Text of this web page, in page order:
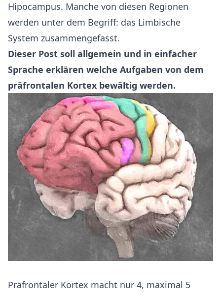
Hipocampus. Manche von diesen Regionen
werden unter dem Begriff: das Limbische
System zusammengefasst.
Dieser Post soll allgemein und in einfacher
Sprache erklären welche Aufgaben von dem
präfrontalen Kortex bewältig werden.
Präfrontaler Kortex macht nur 4, maximal 5